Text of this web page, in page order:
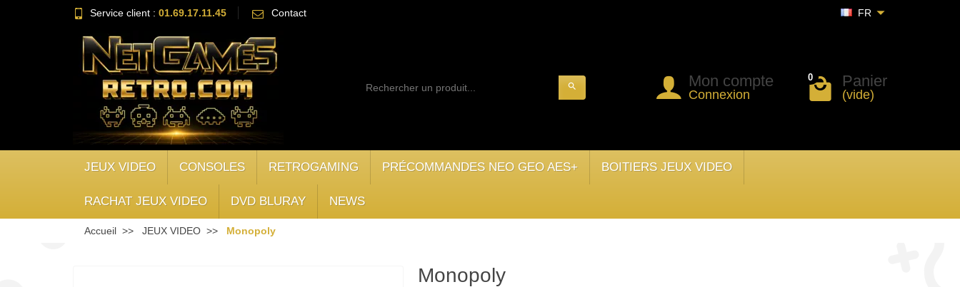
Service client : 01.69.17.11.45 Contact FR
search Mon compte
Connexion
0 Panier
(vide)
JEUX VIDEO CONSOLES RETROGAMING PRÉCOMMANDES NEO GEO AES+ BOITIERS JEUX VIDEO
RACHAT JEUX VIDEO DVD BLURAY NEWS
Accueil JEUX VIDEO Monopoly
Monopoly